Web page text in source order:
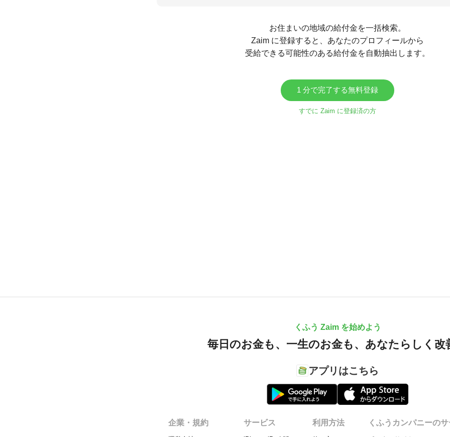
お住まいの地域の給付金を一括検索。
Zaim に登録すると、あなたのプロフィールから
受給できる可能性のある給付金を自動抽出します。
1 分で完了する無料登録
すでに Zaim に登録済の方
くふう Zaim を始めよう
毎日のお金も、 一生のお金も、 あなたらしく改
アプリはこちら
企業・規約 サービス 利用方法 くふうカンパニーのサ